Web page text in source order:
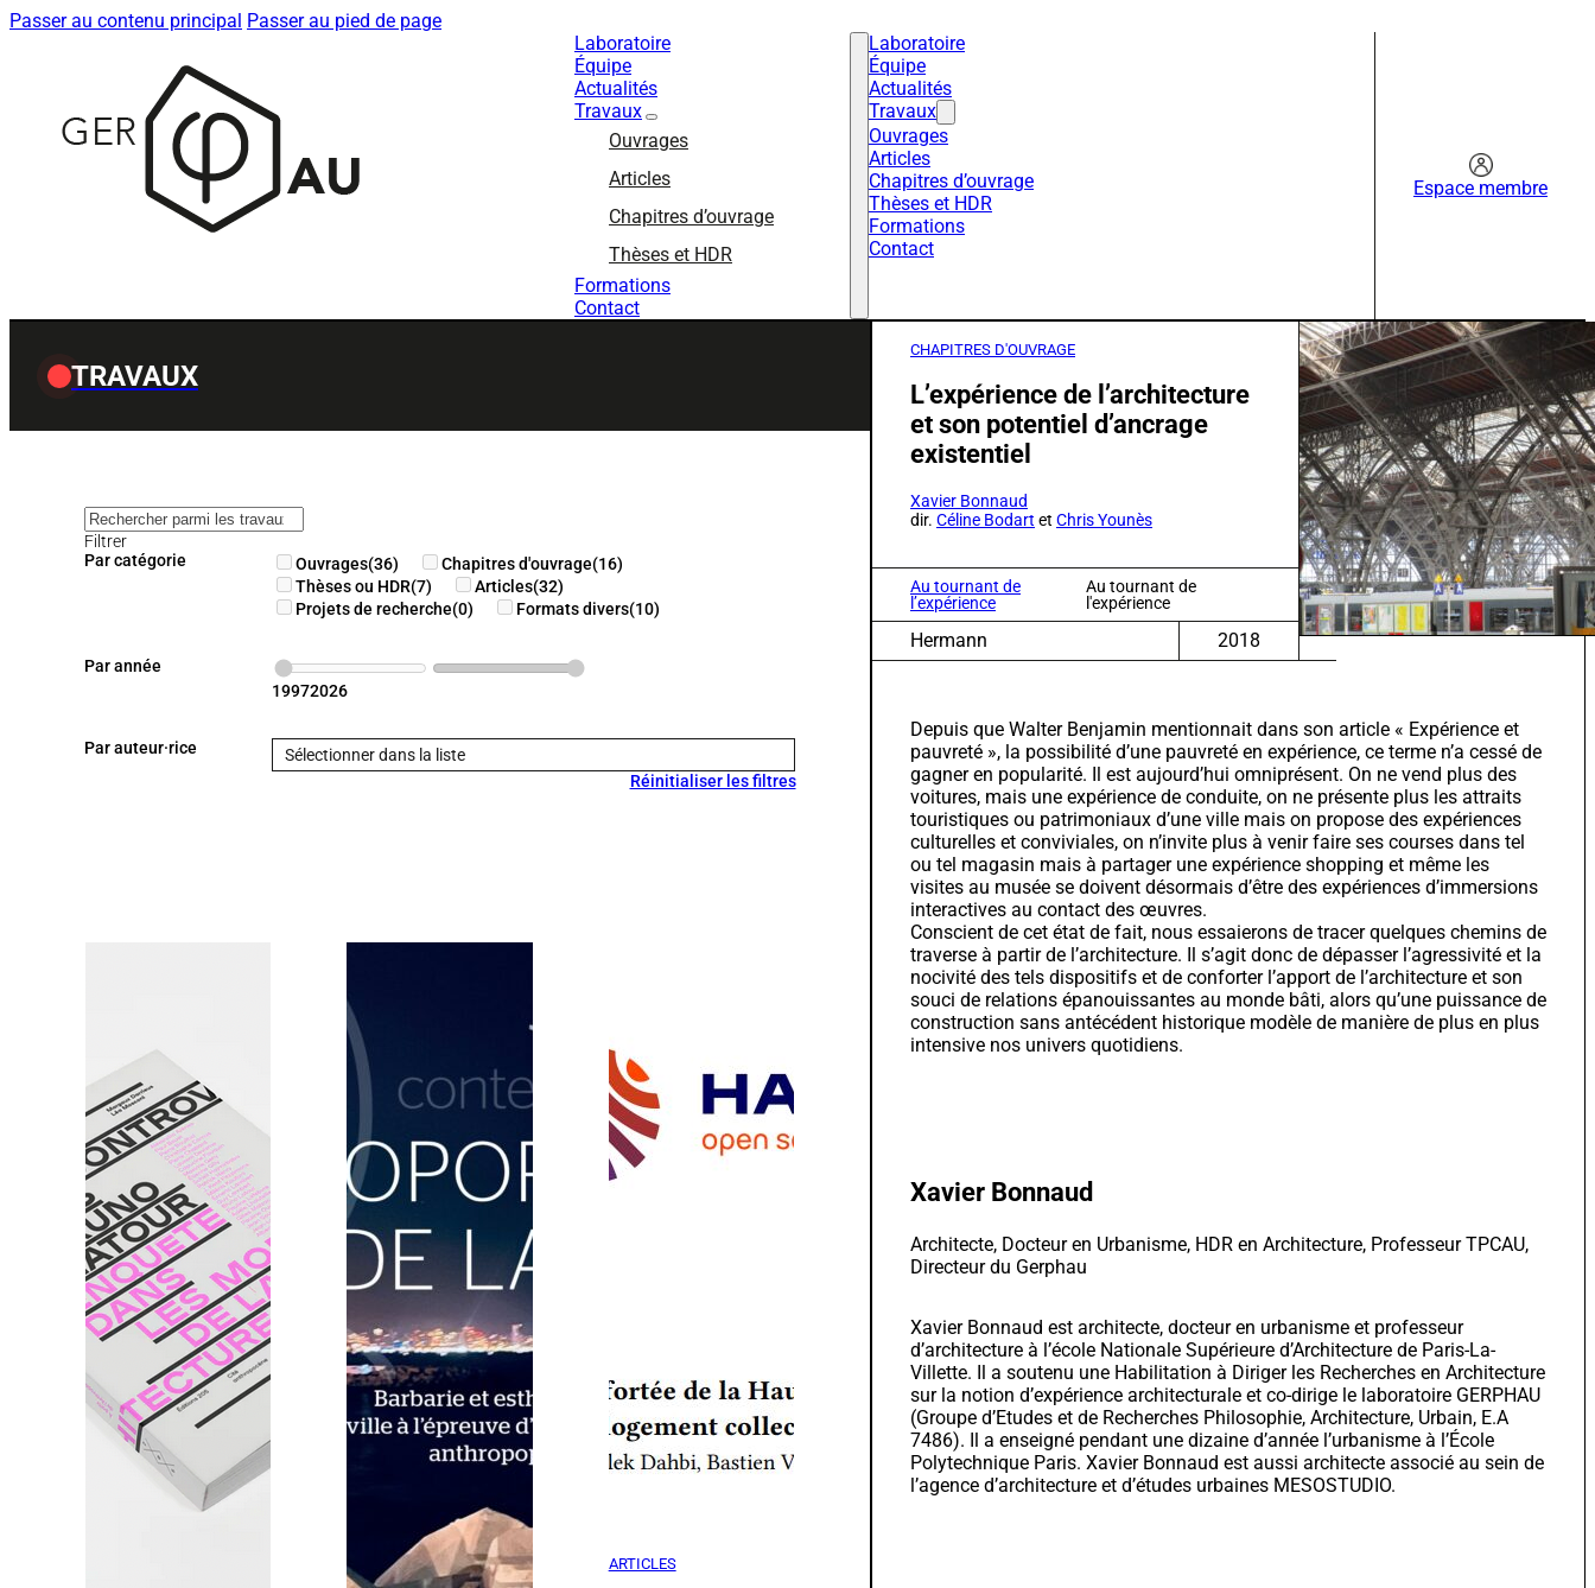
Passer au contenu principal Passer au pied de page
Laboratoire
Équipe
Actualités
Travaux
Ouvrages
Articles
Chapitres d’ouvrage
Thèses et HDR
Formations
Contact
Laboratoire
Équipe
Actualités
Travaux
Ouvrages
Articles
Chapitres d’ouvrage
Thèses et HDR
Formations
Contact
Espace membre
CHAPITRES D'OUVRAGE
L’expérience de l’architecture
et son potentiel d’ancrage
existentiel
Xavier Bonnaud
dir. Céline Bodart et Chris Younès
Au tournant de
l’expérience
Au tournant de
l'expérience
Hermann 2018
Depuis que Walter Benjamin mentionnait dans son article « Expérience et
pauvreté », la possibilité d’une pauvreté en expérience, ce terme n’a cessé de
gagner en popularité. Il est aujourd’hui omniprésent. On ne vend plus des
voitures, mais une expérience de conduite, on ne présente plus les attraits
touristiques ou patrimoniaux d’une ville mais on propose des expériences
culturelles et conviviales, on n’invite plus à venir faire ses courses dans tel
ou tel magasin mais à partager une expérience shopping et même les
visites au musée se doivent désormais d’être des expériences d’immersions
interactives au contact des œuvres.
Conscient de cet état de fait, nous essaierons de tracer quelques chemins de
traverse à partir de l’architecture. Il s’agit donc de dépasser l’agressivité et la
nocivité des tels dispositifs et de conforter l’apport de l’architecture et son
souci de relations épanouissantes au monde bâti, alors qu’une puissance de
construction sans antécédent historique modèle de manière de plus en plus
intensive nos univers quotidiens.
Xavier Bonnaud
Architecte, Docteur en Urbanisme, HDR en Architecture, Professeur TPCAU,
Directeur du Gerphau
Xavier Bonnaud est architecte, docteur en urbanisme et professeur
d’architecture à l’école Nationale Supérieure d’Architecture de Paris-La-
Villette. Il a soutenu une Habilitation à Diriger les Recherches en Architecture
sur la notion d’expérience architecturale et co-dirige le laboratoire GERPHAU
(Groupe d’Etudes et de Recherches Philosophie, Architecture, Urbain, E.A
7486). Il a enseigné pendant une dizaine d’année l’urbanisme à l’École
Polytechnique Paris. Xavier Bonnaud est aussi architecte associé au sein de
l’agence d’architecture et d’études urbaines MESOSTUDIO.
TRAVAUX
Filtrer
Par catégorie
Ouvrages(36) Chapitres d'ouvrage(16)
Thèses ou HDR(7) Articles(32)
Projets de recherche(0) Formats divers(10)
Par année
19972026
Par auteur·rice
Sélectionner dans la liste
Réinitialiser les filtres
ARTICLES